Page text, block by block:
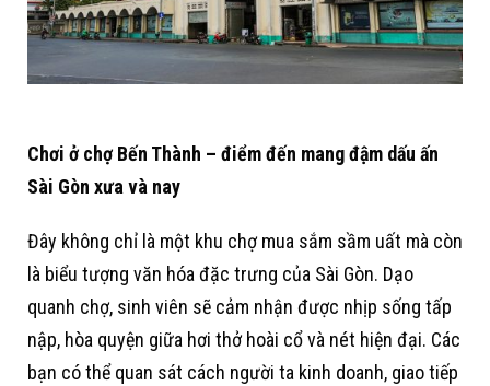
Chơi ở chợ Bến Thành – điểm đến mang đậm dấu ấn
Sài Gòn xưa và nay
Đây không chỉ là một khu chợ mua sắm sầm uất mà còn
là biểu tượng văn hóa đặc trưng của Sài Gòn. Dạo
quanh chợ, sinh viên sẽ cảm nhận được nhịp sống tấp
nập, hòa quyện giữa hơi thở hoài cổ và nét hiện đại. Các
bạn có thể quan sát cách người ta kinh doanh, giao tiếp